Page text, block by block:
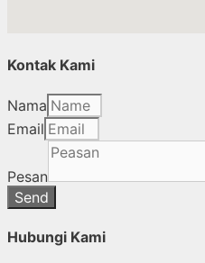
Kontak Kami
Nama
Email
Pesan
Send
Hubungi Kami